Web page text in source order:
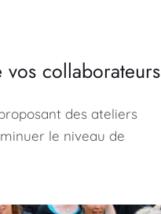
collaborateurs
des ateliers
le niveau de